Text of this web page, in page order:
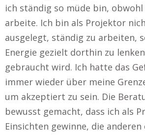
ich ständig so müde bin,
arbeite. Ich bin als Projektor
ausgelegt, ständig zu arbeiten,
Energie gezielt dorthin zu
gebraucht wird. Ich hatte das
immer wieder über meine
um akzeptiert zu sein. Die
bewusst gemacht, dass ich als
Einsichten gewinne, die